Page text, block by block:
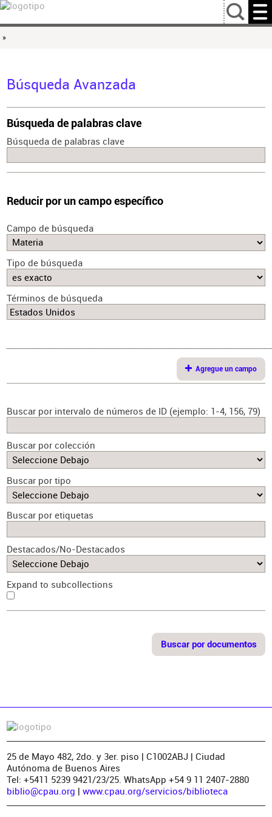
…
»
Búsqueda Avanzada
Búsqueda de palabras clave
Búsqueda de palabras clave
Reducir por un campo específico
Campo de búsqueda
Tipo de búsqueda
Términos de búsqueda
Agregue un campo
Buscar por intervalo de números de ID (ejemplo: 1-4, 156, 79)
Buscar por colección
Buscar por tipo
Buscar por etiquetas
Destacados/No-Destacados
Expand to subcollections
25 de Mayo 482, 2do. y 3er. piso | C1002ABJ | Ciudad
Autónoma de Buenos Aires
Tel: +5411 5239 9421/23/25. WhatsApp +54 9 11 2407-2880
biblio@cpau.org | www.cpau.org/servicios/biblioteca